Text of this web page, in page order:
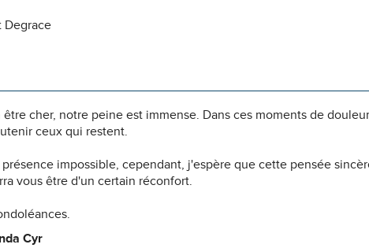
Degrace
cher, notre peine est immense. Dans ces moments de
ceux qui restent.
présence impossible, cependant, j'espère que cette pensée
vous être d'un certain réconfort.
Cyr